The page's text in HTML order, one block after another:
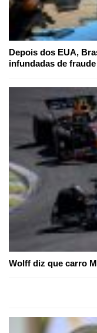
Depois dos EUA,
infundadas de
Wolff diz que carro